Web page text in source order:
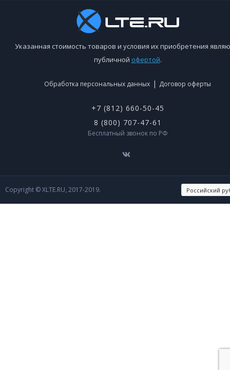
Указанная стоимость товаров и условия их приобретения
публичной офертой.
Обработка персональных данных | Договор оферты
+7 (812) 660-50-45
8 (800) 707-47-61
Бесплатный звонок по РФ
Copyright © XLTE.RU, 2017-2019.